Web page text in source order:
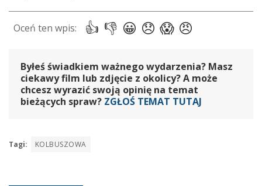
Byłeś świadkiem ważnego wydarzenia? Masz
ciekawy film lub zdjęcie z okolicy? A może
chcesz wyrazić swoją opinię na temat
bieżących spraw? ZGŁOŚ TEMAT TUTAJ
Tagi: KOLBUSZOWA